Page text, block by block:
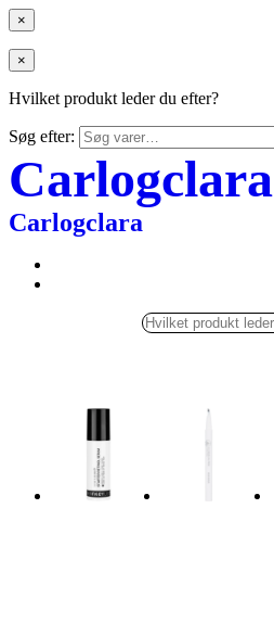
×
×
Hvilket produkt leder du efter?
Søg efter:
Carlogclara
Carlogclara